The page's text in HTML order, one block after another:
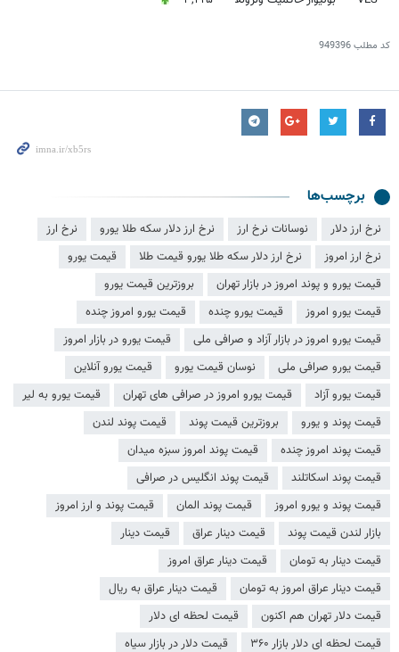
کد مطلب949396
برچسب‌ها
نرخ ارز دلار نوسانات نرخ ارز نرخ ارز دلار سکه طلا یورو
نرخ ارز
نرخ ارز امروز
نرخ ارز دلار سکه طلا یورو قیمت طلا
قیمت یورو
قیمت یورو و پوند امروز در بازار تهران
بروزترین قیمت یورو
قیمت یورو امروز
قیمت یورو چنده
قیمت یورو امروز چنده
قیمت یورو امروز در بازار آزاد و صرافی ملی
قیمت یورو در بازار امروز
قیمت یورو صرافی ملی
نوسان قیمت یورو
قیمت یورو آنلاین
قیمت یورو آزاد
قیمت یورو امروز در صرافی های تهران
قیمت یورو به لیر
قیمت پوند و یورو
بروزترین قیمت پوند
قیمت پوند لندن
قیمت پوند امروز چنده
قیمت پوند امروز سبزه میدان
قیمت پوند اسکاتلند
قیمت پوند انگلیس در صرافی
قیمت پوند و یورو امروز
قیمت پوند المان
قیمت پوند و ارز امروز
بازار لندن قیمت پوند
قیمت دینار عراق
قیمت دینار
قیمت دینار به تومان
قیمت دینار عراق امروز
قیمت دینار عراق امروز به تومان
قیمت دینار عراق به ریال
قیمت دلار تهران هم اکنون
قیمت لحظه ای دلار
قیمت لحظه ای دلار بازار ۳۶۰
قیمت دلار در بازار سیاه